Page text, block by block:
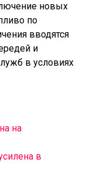
новых
по
вводятся
и
в условиях
на
в